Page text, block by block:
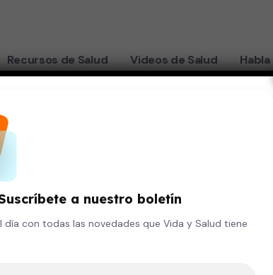
Recursos de Salud Videos de Salud
a nuestro boletín
día con todas las novedades que Vida y Salud tiene